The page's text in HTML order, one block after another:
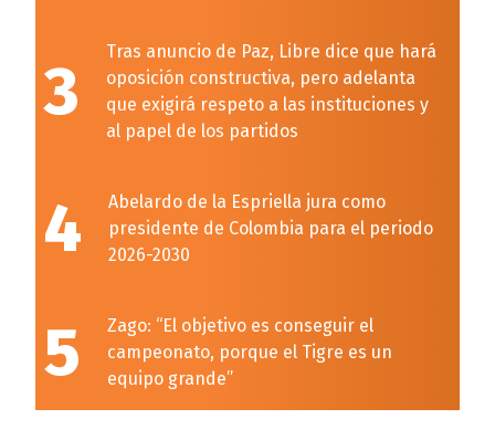
3
Tras anuncio de Paz, Libre dice que hará
oposición constructiva, pero adelanta
que exigirá respeto a las instituciones y
al papel de los partidos
4
Abelardo de la Espriella jura como
presidente de Colombia para el periodo
2026-2030
5
Zago: “El objetivo es conseguir el
campeonato, porque el Tigre es un
equipo grande”